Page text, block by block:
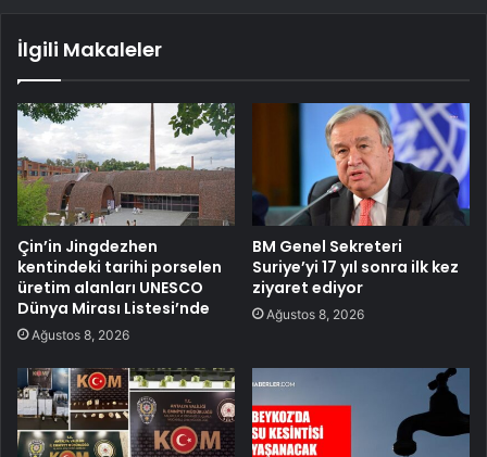
İlgili Makaleler
Çin’in Jingdezhen
kentindeki tarihi porselen
üretim alanları UNESCO
Dünya Mirası Listesi’nde
Ağustos 8, 2026
BM Genel Sekreteri
Suriye’yi 17 yıl sonra ilk kez
ziyaret ediyor
Ağustos 8, 2026